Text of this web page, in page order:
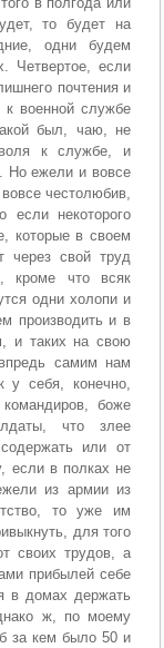
то будет на
одни будем
Четвертое, если
почтения и
к военной службе
был, чаю, не
к службе, и
Но ежели и вовсе
честолюбив,
некоторого
которые в своем
через свой труд
кроме что всяк
одни холопи и
производить и в
и таких на свою
самим нам
у себя, конечно,
боже
что злее
или от
если в полках не
из армии из
то уже им
для того
своих трудов, а
прибылей себе
в домах держать
ж, по моему
за кем было 50 и